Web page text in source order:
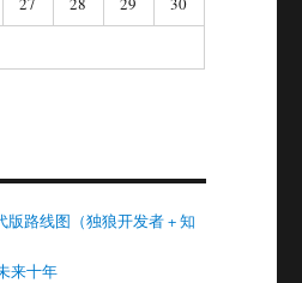
版路线图（独狼开发者 + 知
来十年